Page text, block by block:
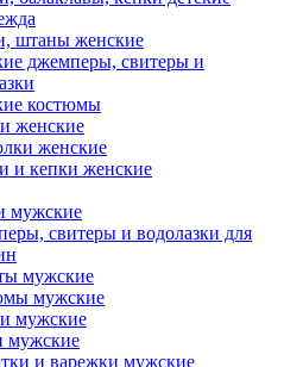
штаны женские
джемперы, свитеры и
костюмы
женские
женские
и кепки женские
мужские
свитеры и водолазки для
мужские
мужские
мужские
мужские
и варежки мужские